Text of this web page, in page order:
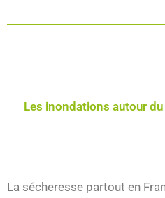
Les inondations autour
La sécheresse partout en